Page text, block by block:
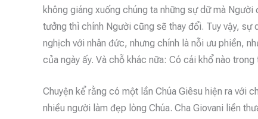
không giáng xuống chúng ta những sự dữ mà
tưởng thì chính Người cũng sẽ thay đổi. Tuy vậy,
nghịch với nhân đức, nhưng chính là nỗi ưu phiền,
của ngày ấy. Và chỗ khác nữa: Có cái khổ nào
Chuyện kể rằng có một lần Chúa Giêsu hiện ra với
nhiều người làm đẹp lòng Chúa. Cha Giovani liền